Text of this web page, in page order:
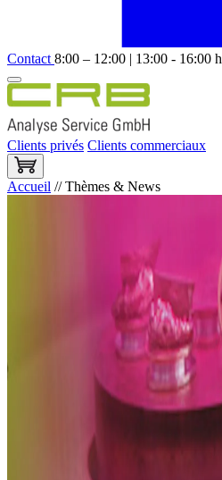
Contact 8:00 – 12:00 | 13:00 - 16:00 h
Clients privés Clients commerciaux
Accueil //Thèmes & News